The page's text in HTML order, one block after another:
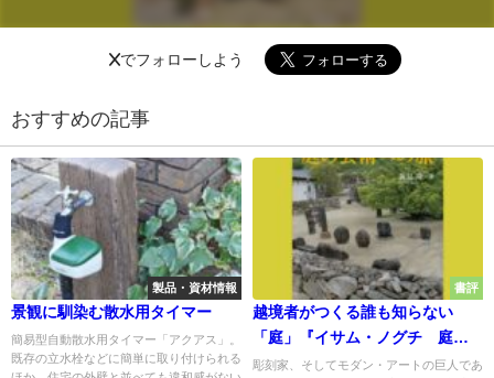
Xでフォローしよう
おすすめの記事
製品・資材情報
景観に馴染む散水用タイマー
簡易型自動散水用タイマー「アクアス」。
既存の立水栓などに簡単に取り付けられる
書評
越境者がつくる誰も知らない
「庭」『イサム・ノグチ 庭の
芸術への旅』
彫刻家、そしてモダン・アートの巨人であ